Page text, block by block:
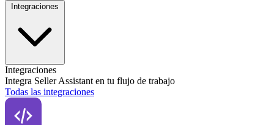
Integraciones
Integra Seller Assistant en tu flujo de trabajo
Todas las integraciones